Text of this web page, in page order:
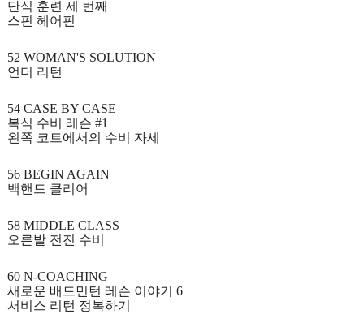
단식 훈련 세 번째
스핀 헤어핀
52 WOMAN'S SOLUTION
언더 리턴
54 CASE BY CASE
복식 수비 레슨 #1
왼쪽 코트에서의 수비 자세
56 BEGIN AGAIN
백핸드 클리어
58 MIDDLE CLASS
오른발 전진 수비
60 N-COACHING
새로운 배드민턴 레슨 이야기
6
서비스 리턴 정복하기